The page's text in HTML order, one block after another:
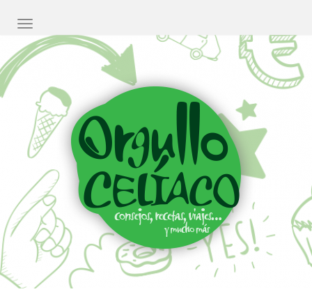
CAMBIAR NAVEGACIÓN